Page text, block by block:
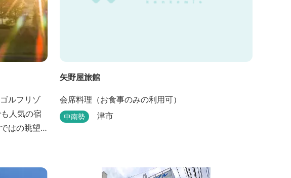
ルフリゾ
はの眺望
から4〜6
矢野屋旅館
会席料理（お食事のみの利用可）
中南勢 津市